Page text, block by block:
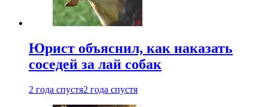
Юрист объяснил, как наказать
соседей за лай собак
2 года спустя2 года спустя